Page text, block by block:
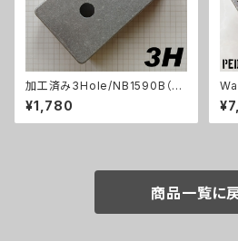
加工済み3Hole/NB1590B（11
2x61x32mm）アルミダイキャス
トケース
¥1,780
ン
KS
商品一覧に